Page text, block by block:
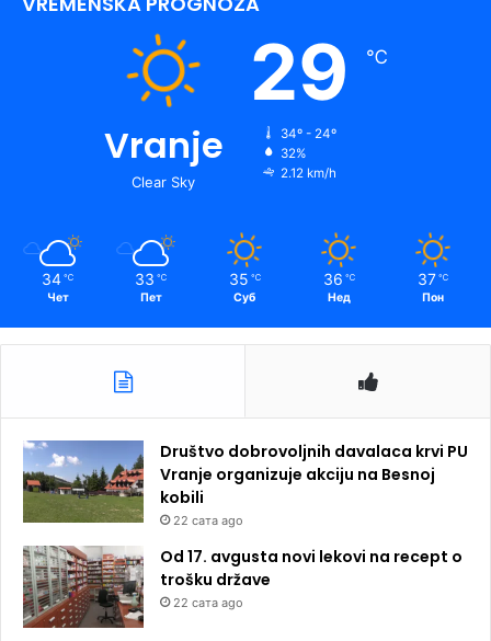
Vranje
Clear Sky
29 ℃
34º - 24º
32%
2.12 km/h
34 ℃
Чет
33 ℃
Пет
35 ℃
Суб
36 ℃
Нед
37 ℃
Пон
Društvo dobrovoljnih davalaca krvi PU
Vranje organizuje akciju na Besnoj
kobili
22 сата ago
Od 17. avgusta novi lekovi na recept o
trošku države
22 сата ago